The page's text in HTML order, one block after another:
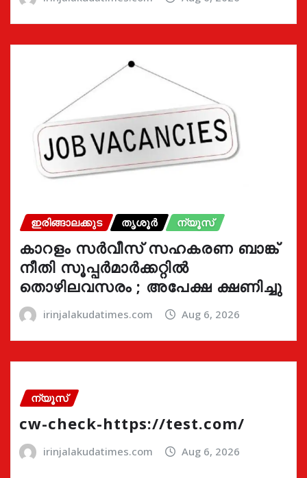
ഇരിങ്ങാലക്കുട തൃശൂർ ന്യൂസ്
കാറളം സർവീസ് സഹകരണ ബാങ്ക്
നീതി സൂപ്പർമാർക്കറ്റിൽ
തൊഴിലവസരം ; അപേക്ഷ ക്ഷണിച്ചു
irinjalakudatimes.com Aug 6, 2026
ന്യൂസ്
cw-check-https://test.com/
irinjalakudatimes.com Aug 6, 2026